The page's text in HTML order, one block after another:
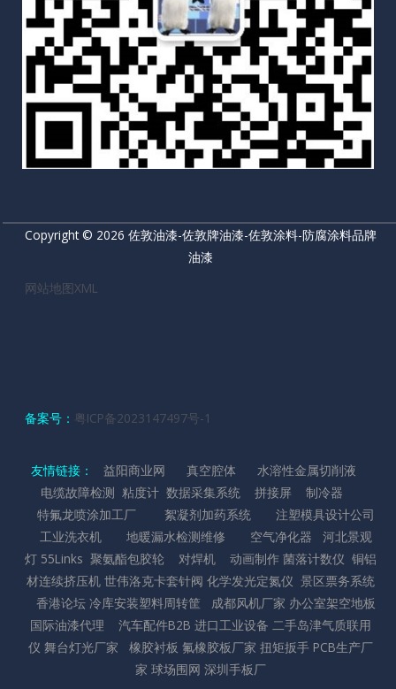
Copyright © 2026 佐敦油漆-佐敦牌油漆-佐敦涂料-防腐涂料品牌
油漆
网站地图XML
备案号： 粤ICP备2023147497号-1
友情链接： 益阳商业网 真空腔体
水溶性金属切削液
电缆故障检测 粘度计 数据采集系统 拼接屏
制冷器
特氟龙喷涂加工厂
絮凝剂加药系统
注塑模具设计公司
工业洗衣机
地暖漏水检测维修 空气净化器
河北景观
灯 55Links 聚氨酯包胶轮 对焊机 动画制作 菌落计数仪 铜铝
材连续挤压机 世伟洛克卡套针阀 化学发光定氮仪 景区票务系统
香港论坛 冷库安装塑料周转筐 成都风机厂家 办公室架空地板
国际油漆代理
汽车配件B2B 进口工业设备 二手岛津气质联用
仪 舞台灯光厂家 橡胶衬板 氟橡胶板厂家 扭矩扳手 PCB生产厂
家 球场围网 深圳手板厂